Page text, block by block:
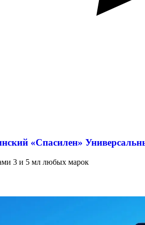
«Спасилен»
3 и 5 мл любых марок